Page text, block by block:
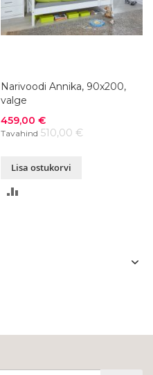
Narivoodi Annika, 90x200,
valge
Soodushind
459,00 €
Tavahind 510,00 €
Lisa ostukorvi